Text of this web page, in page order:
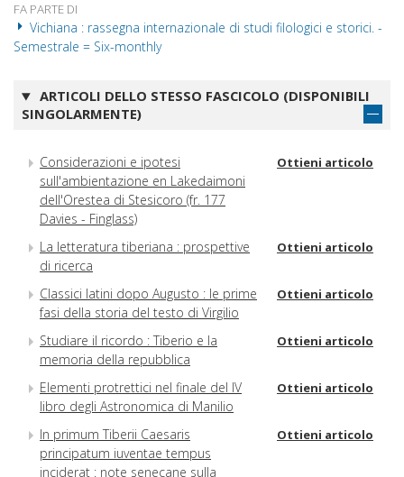
FA PARTE DI
Vichiana : rassegna internazionale di studi filologici e storici. -
Semestrale = Six-monthly
ARTICOLI DELLO STESSO FASCICOLO (DISPONIBILI
SINGOLARMENTE)
Considerazioni e ipotesi
sull'ambientazione en Lakedaimoni
dell'Orestea di Stesicoro (fr. 177
Davies - Finglass)
Ottieni articolo
La letteratura tiberiana : prospettive
di ricerca
Ottieni articolo
Classici latini dopo Augusto : le prime
fasi della storia del testo di Virgilio
Ottieni articolo
Studiare il ricordo : Tiberio e la
memoria della repubblica
Ottieni articolo
Elementi protrettici nel finale del IV
libro degli Astronomica di Manilio
Ottieni articolo
In primum Tiberii Caesaris
principatum iuventae tempus
inciderat : note senecane sulla
Ottieni articolo